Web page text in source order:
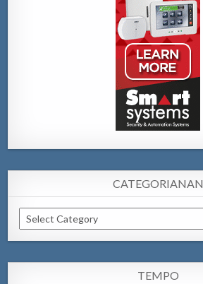
CATEGORIANAN
Categorianan
TEMPO